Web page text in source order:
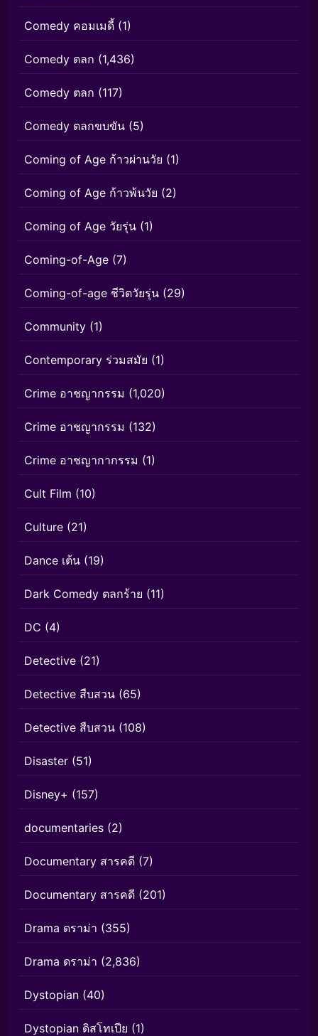
Comedy คอมเมดี้ (1)
Comedy ตลก (1,436)
Comedy ตลก (117)
Comedy ตลกขบขัน (5)
Coming of Age ก้าวผ่านวัย (1)
Coming of Age ก้าวพ้นวัย (2)
Coming of Age วัยรุ่น (1)
Coming-of-Age (7)
Coming-of-age ชีวิตวัยรุ่น (29)
Community (1)
Contemporary ร่วมสมัย (1)
Crime อาชญากรรม (1,020)
Crime อาชญากรรม (132)
Crime อาชญากากรรม (1)
Cult Film (10)
Culture (21)
Dance เต้น (19)
Dark Comedy ตลกร้าย (11)
DC (4)
Detective (21)
Detective สืบสวน (65)
Detective สืบสวน (108)
Disaster (51)
Disney+ (157)
documentaries (2)
Documentary สารคดี (7)
Documentary สารคดี (201)
Drama ดราม่า (355)
Drama ดราม่า (2,836)
Dystopian (40)
Dystopian ดิสโทเปีย (1)